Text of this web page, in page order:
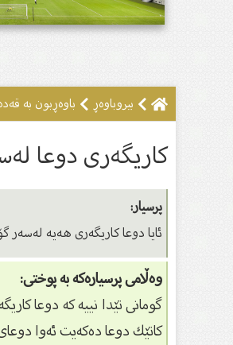
بیروباوه‌ڕ باوەڕبون بە
کاریگەری دوعا
پرسیار:
ئایا دوعا كاریگەرى هەیە
وەڵامی پرسیارەکە بە پوختی:
گومانى تێدا نییە كە دوعا
كاتێك دوعا دەكەیت ئەوا